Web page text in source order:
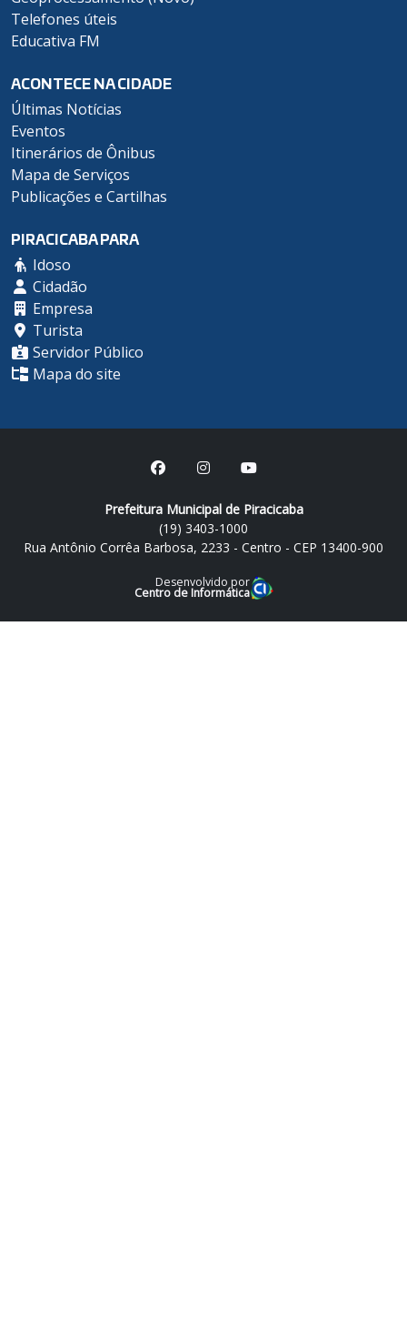
Telefones úteis
Educativa FM
ACONTECE NA CIDADE
Últimas Notícias
Eventos
Itinerários de Ônibus
Mapa de Serviços
Publicações e Cartilhas
PIRACICABA PARA
Idoso
Cidadão
Empresa
Turista
Servidor Público
Mapa do site
Prefeitura Municipal de Piracicaba
(19) 3403-1000
Rua Antônio Corrêa Barbosa, 2233 - Centro - CEP 13400-900
Desenvolvido por
Centro de Informática